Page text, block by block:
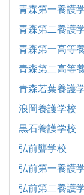
青森第一養護
青森第二養護
青森第一高等
青森第二高等
青森若葉養護
浪岡養護学校
黒石養護学校
弘前聾学校
弘前第一養護
弘前第二養護